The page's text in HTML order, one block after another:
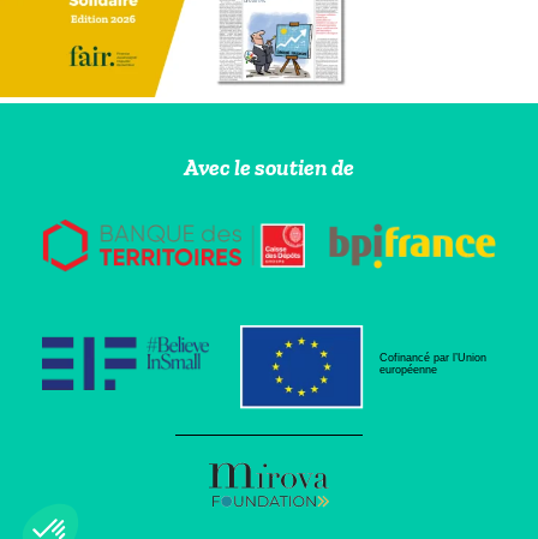
Avec le soutien de
Cofinancé par l’Union
européenne